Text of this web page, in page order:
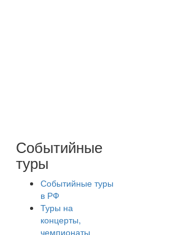
Событийные
туры
Событийные туры
в РФ
Туры на
концерты,
чемпионаты